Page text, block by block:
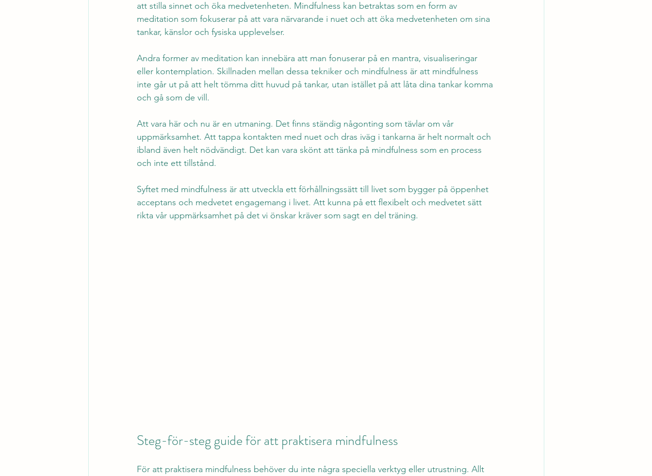
att stilla sinnet och öka medvetenheten. Mindfulness kan betraktas som en form av
meditation som fokuserar på att vara närvarande i nuet och att öka medvetenheten om sina
tankar, känslor och fysiska upplevelser.
Andra former av meditation kan innebära att man fonuserar på en mantra, visualiseringar
eller kontemplation. Skillnaden mellan dessa tekniker och mindfulness är att mindfulness
inte går ut på att helt tömma ditt huvud på tankar, utan istället på att låta dina tankar komma
och gå som de vill.
Att vara här och nu är en utmaning. Det finns ständig någonting som tävlar om vår
uppmärksamhet. Att tappa kontakten med nuet och dras iväg i tankarna är helt normalt och
ibland även helt nödvändigt. Det kan vara skönt att tänka på mindfulness som en process
och inte ett tillstånd.
Syftet med mindfulness är att utveckla ett förhållningssätt till livet som bygger på öppenhet
acceptans och medvetet engagemang i livet. Att kunna på ett flexibelt och medvetet sätt
rikta vår uppmärksamhet på det vi önskar kräver som sagt en del träning.
Steg-för-steg guide för att praktisera mindfulness
För att praktisera mindfulness behöver du inte några speciella verktyg eller utrustning. Allt